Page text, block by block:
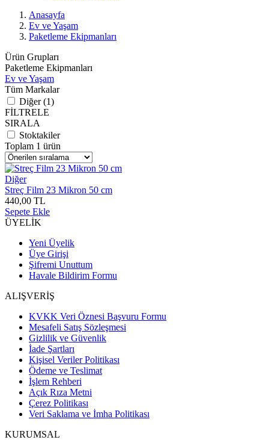
Anasayfa
Ev ve Yaşam
Paketleme Ekipmanları
Ürün Grupları
Paketleme Ekipmanları
Ev ve Yaşam
Tüm Markalar
Diğer (1)
FİLTRELE
SIRALA
Stoktakiler
Toplam 1 ürün
Diğer
Streç Film 23 Mikron 50 cm
440,00 TL
Sepete Ekle
ÜYELİK
Yeni Üyelik
Üye Girişi
Şifremi Unuttum
Havale Bildirim Formu
ALIŞVERİŞ
KVKK Veri Öznesi Başvuru Formu
Mesafeli Satış Sözleşmesi
Gizlilik ve Güvenlik
İade Şartları
Kişisel Veriler Politikası
Ödeme ve Teslimat
İşlem Rehberi
Açık Rıza Metni
Çerez Politikası
Veri Saklama ve İmha Politikası
KURUMSAL